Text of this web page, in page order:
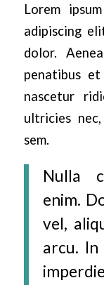
Lorem
adipiscing
dolor.
penatibus
nascetur
ultricies
sem.
Nulla
enim.
vel,
arcu.